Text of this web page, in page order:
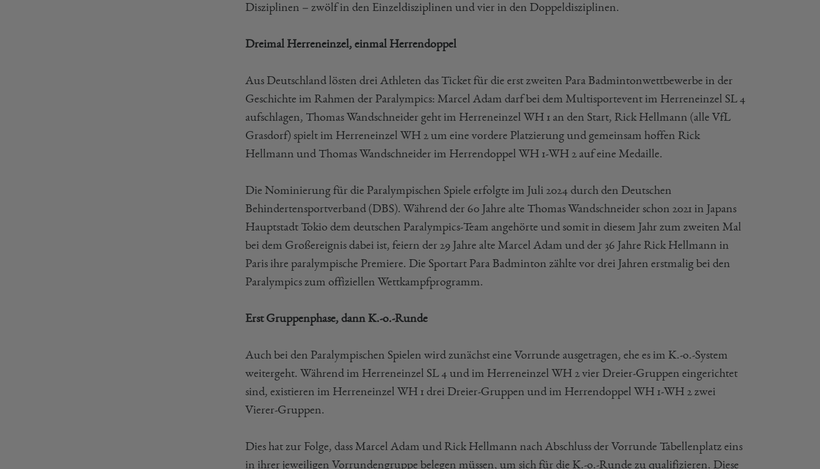
Disziplinen – zwölf in den Einzeldisziplinen und vier in den Doppeldisziplinen.
Dreimal Herreneinzel, einmal Herrendoppel
Aus Deutschland lösten drei Athleten das Ticket für die erst zweiten Para Badmintonwettbewerbe in der
Geschichte im Rahmen der Paralympics: Marcel Adam darf bei dem Multisportevent im Herreneinzel SL 4
aufschlagen, Thomas Wandschneider geht im Herreneinzel WH 1 an den Start, Rick Hellmann (alle VfL
Grasdorf) spielt im Herreneinzel WH 2 um eine vordere Platzierung und gemeinsam hoffen Rick
Hellmann und Thomas Wandschneider im Herrendoppel WH 1-WH 2 auf eine Medaille.
Die Nominierung für die Paralympischen Spiele erfolgte im Juli 2024 durch den Deutschen
Behindertensportverband (DBS). Während der 60 Jahre alte Thomas Wandschneider schon 2021 in Japans
Hauptstadt Tokio dem deutschen Paralympics-Team angehörte und somit in diesem Jahr zum zweiten Mal
bei dem Großereignis dabei ist, feiern der 29 Jahre alte Marcel Adam und der 36 Jahre Rick Hellmann in
Paris ihre paralympische Premiere. Die Sportart Para Badminton zählte vor drei Jahren erstmalig bei den
Paralympics zum offiziellen Wettkampfprogramm.
Erst Gruppenphase, dann K.-o.-Runde
Auch bei den Paralympischen Spielen wird zunächst eine Vorrunde ausgetragen, ehe es im K.-o.-System
weitergeht. Während im Herreneinzel SL 4 und im Herreneinzel WH 2 vier Dreier-Gruppen eingerichtet
sind, existieren im Herreneinzel WH 1 drei Dreier-Gruppen und im Herrendoppel WH 1-WH 2 zwei
Vierer-Gruppen.
Dies hat zur Folge, dass Marcel Adam und Rick Hellmann nach Abschluss der Vorrunde Tabellenplatz eins
in ihrer jeweiligen Vorrundengruppe belegen müssen, um sich für die K.-o.-Runde zu qualifizieren. Diese